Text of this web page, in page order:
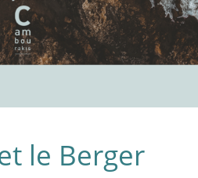
le Berger